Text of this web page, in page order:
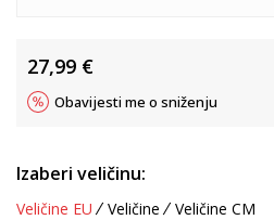
27,99 €
Obavijesti me o sniženju
Izaberi veličinu:
Veličine EU Veličine Veličine CM